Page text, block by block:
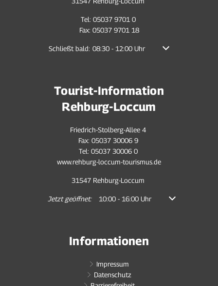
Tel: 05037 9701 0
Fax: 05037 9701 18
Klicken, um weitere Öffnungs- oder Schließzeiten
Schließt bald: 08:30 - 12:00 Uhr Von 08:30 bis
Tourist-Information
Rehburg-Loccum
Friedrich-Stolberg-Allee 4
Fax: 05037 30006 9
Tel: 05037 30006 0
www.rehburg-loccum-tourismus.de
31547 Rehburg-Loccum
Klicken, um weitere Öffnungs- oder Schließzeiten
Jetzt geöffnet: 10:00- 16:00Uhr Von 10:00 bis
Informationen
Impressum
Datenschutz